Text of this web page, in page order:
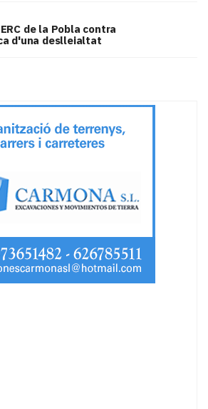
de la Pobla contra
d'una deslleialtat